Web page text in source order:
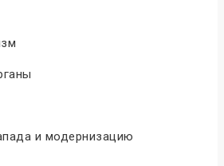
и модернизацию